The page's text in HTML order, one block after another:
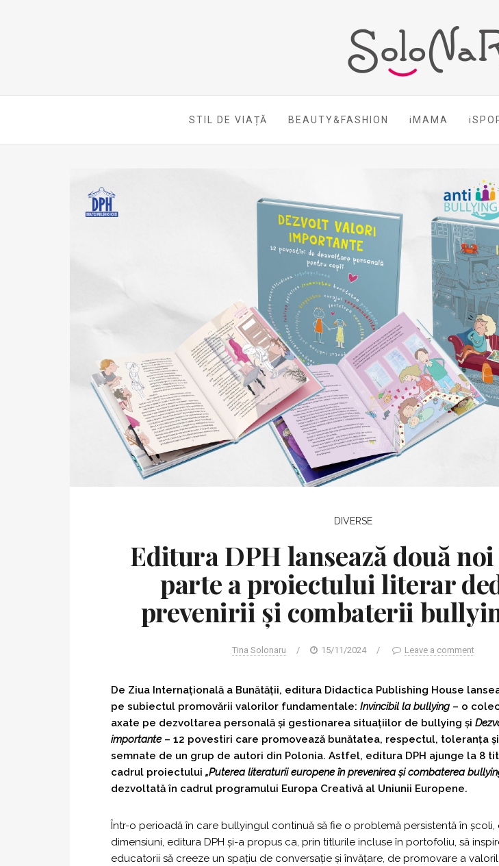
STIL DE VIAȚĂ BEAUTY&FASHION iMAMA
DIVERSE
Editura DPH lansează două
parte a proiectului literar
prevenirii și combaterii
Tina Solonaru / 15/11/2024 / Leave a comment
De Ziua Internațională a Bunătății, editura Didactica Publishing House
pe subiectul promovării valorilor fundamentale: Invincibil la bullying – o
axate pe dezvoltarea personală și gestionarea situațiilor de bullying și
importante– 12 povestiri care promovează bunătatea, respectul, toleranța
semnate de un grup de autori din Polonia. Astfel, editura DPH ajunge la 8
cadrul proiectului „Puterea literaturii europene în prevenirea și combaterea
dezvoltată în cadrul programului Europa Creativă al Uniunii Europene.
Într-o perioadă în care bullyingul continuă să fie o problemă persistentă în
dimensiuni, editura DPH și-a propus ca, prin titlurile incluse în portofoliu, să
educatorii să creeze un spațiu de conversație și învățare, de promovare a